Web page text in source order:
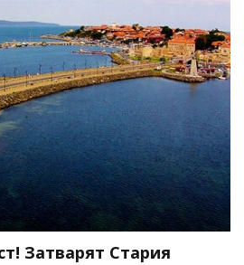
Затварят Стария